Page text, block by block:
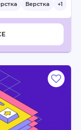
Верстка +1